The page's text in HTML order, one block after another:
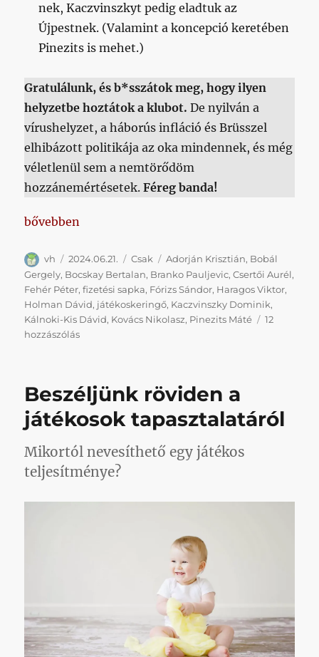
nek, Kaczvinszkyt pedig eladtuk az
Újpestnek. (Valamint a koncepció keretében
Pinezits is mehet.)
Gratulálunk, és b*sszátok meg, hogy ilyen
helyzetbe hoztátok a klubot. De nyilván a
vírushelyzet, a háborús infláció és Brüsszel
elhibázott politikája az oka mindennek, és még
véletlenül sem a nemtörődöm
hozzánemértésetek.Féreg banda!
„Milyen középcsapat?”
bővebben
Szerző
vh Közzétéve
2024.06.21. Kategória
Csak Címke
Adorján Krisztián, Bobál
Gergely, Bocskay Bertalan, Branko Pauljevic,Csertői Aurél,
Fehér Péter,fizetési sapka, Fórizs Sándor, Haragos Viktor,
Holman Dávid, játékoskeringő, Kaczvinszky Dominik,
Kálnoki-Kis Dávid, Kovács Nikolasz, Pinezits Máté
12
hozzászólásMilyen
Beszéljünk röviden a
játékosok tapasztalatáról
Mikortól nevesíthető egy játékos
teljesítménye?